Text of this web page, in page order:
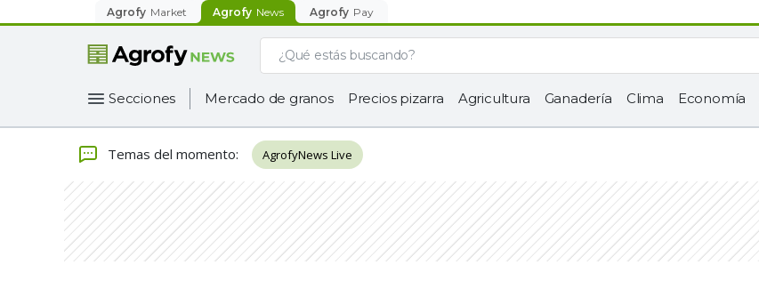
Agrofy Market Agrofy News Agrofy Pay
Secciones Mercado de granos Precios pizarra Agricultura Ganadería Clima Economía
Temas del momento: AgrofyNews Live